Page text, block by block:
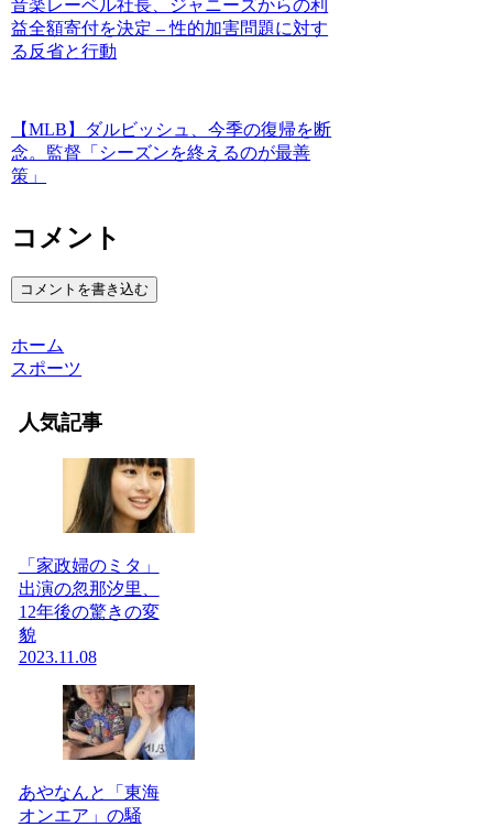
音楽レーベル社長、ジャニーズからの利
益全額寄付を決定 – 性的加害問題に対す
る反省と行動
【MLB】ダルビッシュ、今季の復帰を断
念。監督「シーズンを終えるのが最善
策」
コメント
コメントを書き込む
ホーム
スポーツ
人気記事
「家政婦のミタ」
出演の忽那汐里、
12年後の驚きの変
貌
2023.11.08
あやなんと「東海
オンエア」の騒